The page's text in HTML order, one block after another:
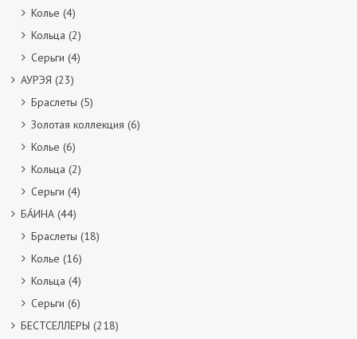
Колье (4)
Кольца (2)
Серьги (4)
АУРЭЯ (23)
Браслеты (5)
Золотая коллекция (6)
Колье (6)
Кольца (2)
Серьги (4)
БÁИНА (44)
Браслеты (18)
Колье (16)
Кольца (4)
Серьги (6)
БЕСТСЕЛЛЕРЫ (218)